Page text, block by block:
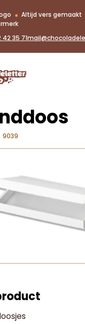
Altijd vers gemaakt
42 35 71
9039